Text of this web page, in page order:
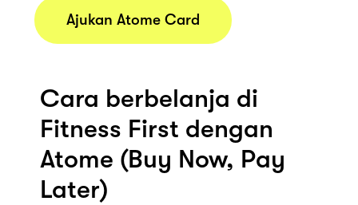
Ajukan Atome Card
Cara berbelanja di
Fitness First dengan
Atome (Buy Now, Pay
Later)